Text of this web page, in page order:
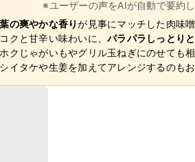
※ユーザーの声をAIが自動で要約
の爽やかな香りが見事にマッチした肉味
クと甘辛い味わいに、 パラパラしっとり
クじゃがいもやグリル玉ねぎにのせても
イタケや生姜を加えてアレンジするのもお